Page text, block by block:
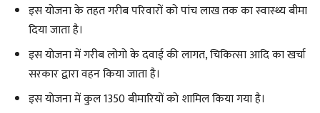
इस योजना के तहत गरीब परिवारों को पांच लाख तक का स्वास्थ्य बीमा
दिया जाता है।
इस योजना में गरीब लोगो के दवाई की लागत, चिकित्सा आदि का खर्चा
सरकार द्वारा वहन किया जाता है।
इस योजना में कुल 1350 बीमारियों को शामिल किया गया है।